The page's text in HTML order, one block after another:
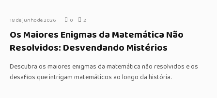
18 de junho de 2026 0 2
Os Maiores Enigmas da Matemática Não
Resolvidos: Desvendando Mistérios
Descubra os maiores enigmas da matemática não resolvidos e os
desafios que intrigam matemáticos ao longo da história.